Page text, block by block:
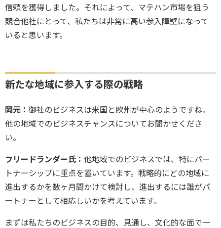
信頼を獲得しました。それによって、マテハン市場を狙う
競合他社にとって、私たちは非常に高い参入障壁になって
いると思います。
新たな地域に参入する際の戦略
岡元： 御社のビジネスは米国と欧州が中心のようですね。
他の地域でのビジネスチャンスについてお聞かせくださ
い。
フリードランダー氏： 他地域でのビジネスでは、特にパー
トナーシップに重点を置いています。戦略的にどの地域に
進出するかを数ヶ月間かけて検討し、進出するには誰がパ
ートナーとして相応しいかを考えています。
まずは私たちのビジネスの目的、見通し、文化的な面で一